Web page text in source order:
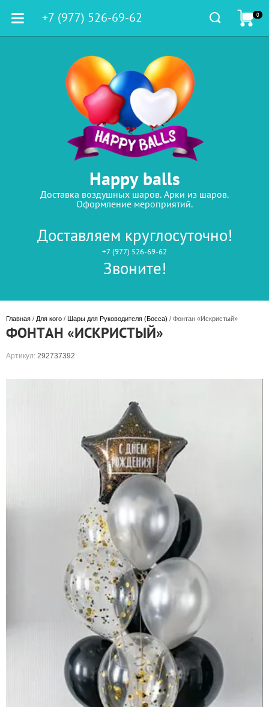
Happy balls
Доставка воздушных шаров. Арки из шаров.
Оформление мероприятий.
Доставляем круглосуточно!
+7 (977) 526-69-62
Звоните!
+7 (977) 526-69-62 0
Главная / Для кого / Шары для Руководителя (Босса) / Фонтан «Искристый»
ФОНТАН «ИСКРИСТЫЙ»
Артикул: 292737392